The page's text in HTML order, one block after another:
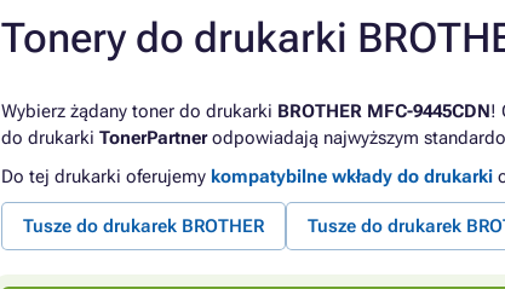
Tonery do drukarki
Wybierz żądany toner do drukarki BROTHER MFC-9445CDN!
do drukarki TonerPartnerodpowiadają najwyższym
Do tej drukarki oferujemy kompatybilne wkłady do drukarki
Tusze do drukarek BROTHER Tusze do drukarek